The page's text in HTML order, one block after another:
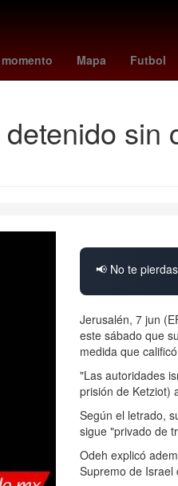
Mapa Futbol
2024 Derecho
📢 No te
Jerusalén, 7 jun
este sábado que
medida que
"Las autoridades
prisión de Ketziot)
Según el letrado,
sigue "privado de
Odeh explicó
Supremo de Israel